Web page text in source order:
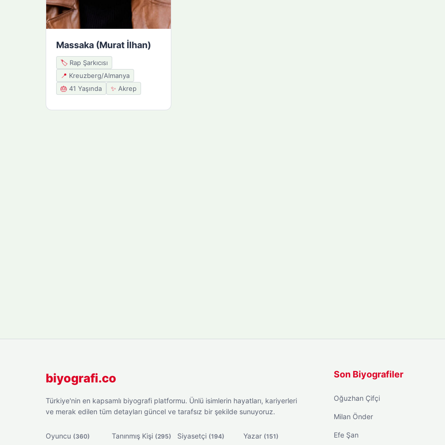
Massaka (Murat İlhan)
🏷️ Rap Şarkıcısı
📍 Kreuzberg/Almanya
🎂 41 Yaşında ✨ Akrep
biyografi.co
Türkiye'nin en kapsamlı biyografi platformu. Ünlü isimlerin hayatları, kariyerleri
ve merak edilen tüm detayları güncel ve tarafsız bir şekilde sunuyoruz.
Oyuncu (360) Tanınmış Kişi (295) Siyasetçi (194) Yazar (151)
Son Biyografiler
Oğuzhan Çifçi
Milan Önder
Efe Şan